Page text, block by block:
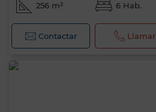
256 m² 6 Hab.
Contactar Llamar